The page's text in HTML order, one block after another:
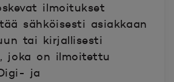
ilmoitukset
sähköisesti asiakkaan
tai kirjallisesti
joka on ilmoitettu
ja